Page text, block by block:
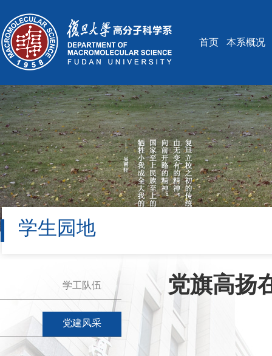
首页 本系概况
学生园地
学工队伍
党建风采
党旗高扬